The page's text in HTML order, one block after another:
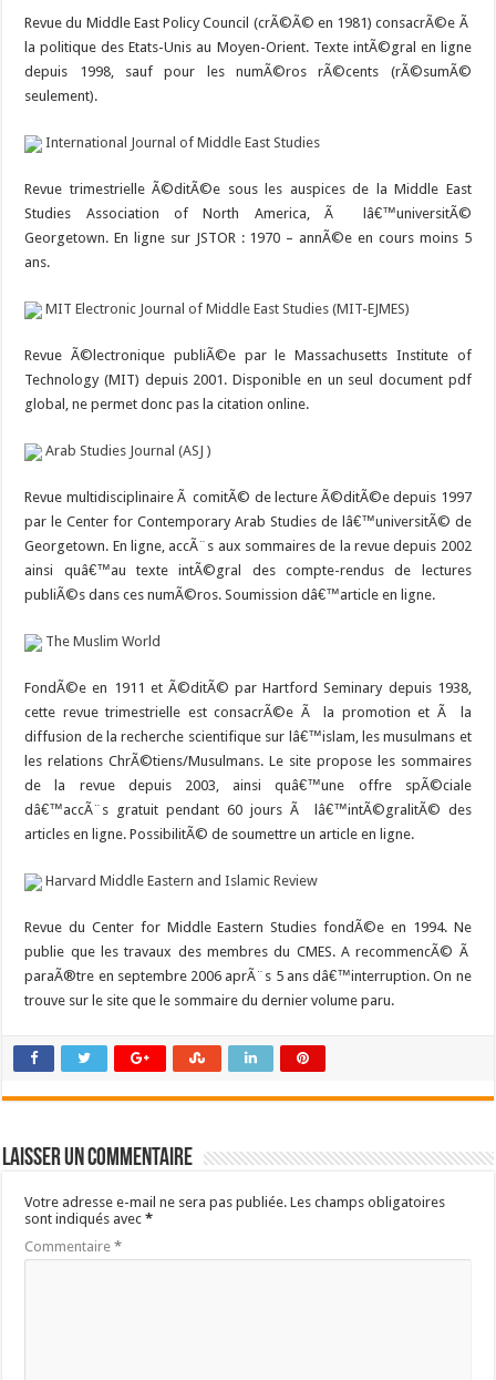
Revue du Middle East Policy Council (crÃ©Ã© en 1981) consacrÃ©e Ã
la politique des Etats-Unis au Moyen-Orient. Texte intÃ©gral en ligne
depuis 1998, sauf pour les numÃ©ros rÃ©cents (rÃ©sumÃ©
seulement).
International Journal of Middle East Studies
Revue trimestrielle Ã©ditÃ©e sous les auspices de la Middle East
Studies Association of North America, Ã lâ€™universitÃ©
Georgetown. En ligne sur JSTOR : 1970 – annÃ©e en cours moins 5
ans.
MIT Electronic Journal of Middle East Studies (MIT-EJMES)
Revue Ã©lectronique publiÃ©e par le Massachusetts Institute of
Technology (MIT) depuis 2001. Disponible en un seul document pdf
global, ne permet donc pas la citation online.
Arab Studies Journal (ASJ )
Revue multidisciplinaire Ã comitÃ© de lecture Ã©ditÃ©e depuis 1997
par le Center for Contemporary Arab Studies de lâ€™universitÃ© de
Georgetown. En ligne, accÃ¨s aux sommaires de la revue depuis 2002
ainsi quâ€™au texte intÃ©gral des compte-rendus de lectures
publiÃ©s dans ces numÃ©ros. Soumission dâ€™article en ligne.
The Muslim World
FondÃ©e en 1911 et Ã©ditÃ© par Hartford Seminary depuis 1938,
cette revue trimestrielle est consacrÃ©e Ã la promotion et Ã la
diffusion de la recherche scientifique sur lâ€™islam, les musulmans et
les relations ChrÃ©tiens/Musulmans. Le site propose les sommaires
de la revue depuis 2003, ainsi quâ€™une offre spÃ©ciale
dâ€™accÃ¨s gratuit pendant 60 jours Ã lâ€™intÃ©gralitÃ© des
articles en ligne. PossibilitÃ© de soumettre un article en ligne.
Harvard Middle Eastern and Islamic Review
Revue du Center for Middle Eastern Studies fondÃ©e en 1994. Ne
publie que les travaux des membres du CMES. A recommencÃ© Ã
paraÃ®tre en septembre 2006 aprÃ¨s 5 ans dâ€™interruption. On ne
trouve sur le site que le sommaire du dernier volume paru.
Laisser un commentaire
Votre adresse e-mail ne sera pas publiée. Les champs obligatoires
sont indiqués avec*
Commentaire*